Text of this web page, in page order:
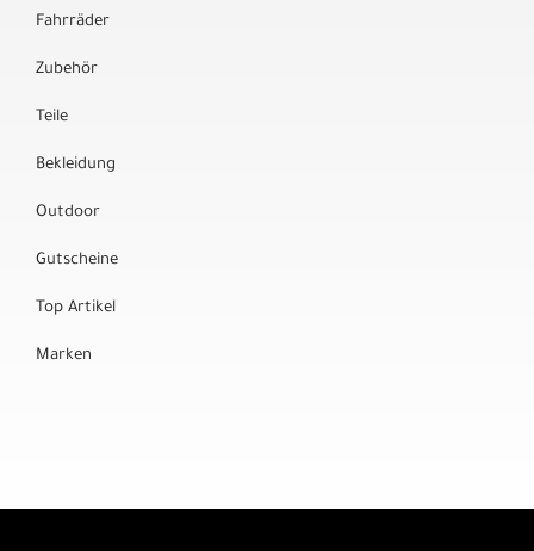
Fahrräder
Zubehör
Teile
Bekleidung
Outdoor
Gutscheine
Top Artikel
Marken